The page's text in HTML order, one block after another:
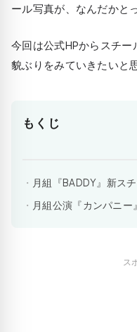
ール写真が、なんだかと
今回は公式HPからスチ
貌ぶりをみていきたいと
もくじ
月組『BADDY』新ス
月組公演『カンパニー
ス